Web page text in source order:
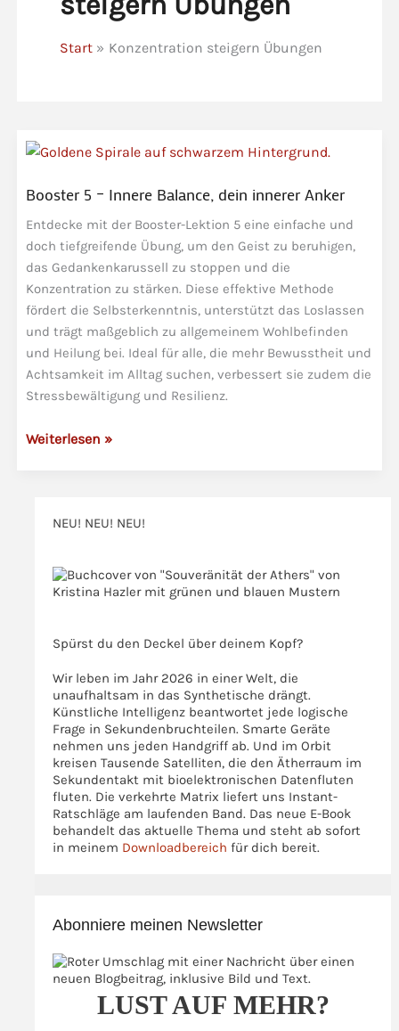
Start Konzentration steigern Übungen
Booster 5 – Innere Balance, dein innerer Anker
Entdecke mit der Booster-Lektion 5 eine einfache und
doch tiefgreifende Übung, um den Geist zu beruhigen,
das Gedankenkarussell zu stoppen und die
Konzentration zu stärken. Diese effektive Methode
fördert die Selbsterkenntnis, unterstützt das Loslassen
und trägt maßgeblich zu allgemeinem Wohlbefinden
und Heilung bei. Ideal für alle, die mehr Bewusstheit und
Achtsamkeit im Alltag suchen, verbessert sie zudem die
Stressbewältigung und Resilienz.
Booster
Balance,
innerer
Anker
Weiterlesen »
NEU! NEU! NEU!
Spürst du den Deckel über deinem Kopf?
Wir leben im Jahr 2026 in einer Welt, die
unaufhaltsam in das Synthetische drängt.
Künstliche Intelligenz beantwortet jede logische
Frage in Sekundenbruchteilen. Smarte Geräte
nehmen uns jeden Handgriff ab. Und im Orbit
kreisen Tausende Satelliten, die den Ätherraum im
Sekundentakt mit bioelektronischen Datenfluten
fluten. Die verkehrte Matrix liefert uns Instant-
Ratschläge am laufenden Band. Das neue E-Book
behandelt das aktuelle Thema und steht ab sofort
in meinem Downloadbereich für dich bereit.
Abonniere meinen Newsletter
LUST AUF MEHR?